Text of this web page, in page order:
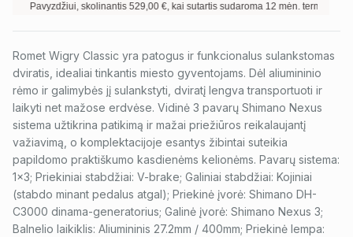
skolinantis 529,00 €, kai sutartis sudaroma12mėn. terminui, metinė
Romet Wigry Classic yra patogus ir funkcionalus sulankstomas
dviratis, idealiai tinkantis miesto gyventojams. Dėl aliumininio
rėmo ir galimybės jį sulankstyti, dviratį lengva transportuoti ir
laikyti net mažose erdvėse. Vidinė 3 pavarų Shimano Nexus
sistema užtikrina patikimą ir mažai priežiūros reikalaujantį
važiavimą, o komplektacijoje esantys žibintai suteikia
papildomo praktiškumo kasdienėms kelionėms. Pavarų sistema:
1x3; Priekiniai stabdžiai: V-brake; Galiniai stabdžiai: Kojiniai
(stabdo minant pedalus atgal); Priekinė įvorė: Shimano DH-
C3000 dinama-generatorius; Galinė įvorė: Shimano Nexus 3;
Balnelio laikiklis: Aliumininis 27.2mm / 400mm; Priekinė lempa: